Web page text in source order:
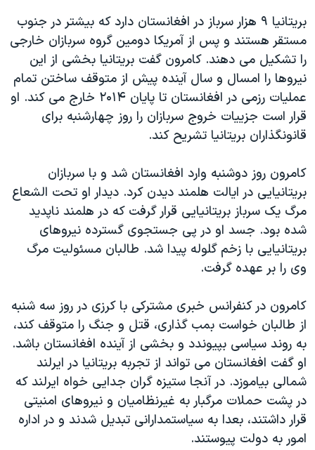
بريتانيا ۹ هزار سرباز در افغانستان دارد که بیشتر در جنوب
مستقر هستند و پس از آمريکا دومين گروه سربازان خارجی
را تشکيل می دهند. کامرون گفت بريتانيا بخشی از اين
نيروها را امسال و سال آينده پيش از متوقف ساختن تمام
عمليات رزمی در افغانستان تا پايان ۲۰۱۴ خارج می کند. او
قرار است جزييات خروج سربازان را روز چهارشنبه برای
قانونگذاران بريتانيا تشريح کند.
کامرون روز دوشنبه وارد افغانستان شد و با سربازان
بريتانيايی در ايالت هلمند ديدن کرد. ديدار او تحت الشعاع
مرگ يک سرباز بريتانيايی قرار گرفت که در هلمند ناپديد
شده بود. جسد او در پی جستجوی گسترده نيروهای
بريتانيايی با زخم گلوله پيدا شد. طالبان مسئوليت مرگ
وی را بر عهده گرفت.
کامرون در کنفرانس خبری مشترکی با کرزی در روز سه شنبه
از طالبان خواست بمب گذاری، قتل و جنگ را متوقف کند،
به روند سياسی بپيوندد و بخشی از آينده افغانستان باشد.
او گفت افغانستان می تواند از تجربه بريتانيا در ايرلند
شمالی بياموزد. در آنجا ستيزه گران جدايی خواه ايرلند که
در پشت حملات مرگبار به غيرنظاميان و نيروهای امنيتی
قرار داشتند، بعدا به سياستمدارانی تبديل شدند و در اداره
امور به دولت پيوستند.